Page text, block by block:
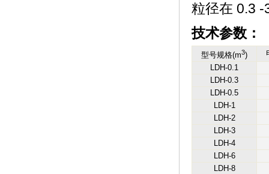
粒径在 0.3 -
技术参数：
型号规格(m3)
LDH-0.1
LDH-0.3
LDH-0.5
LDH-1
LDH-2
LDH-3
LDH-4
LDH-6
LDH-8